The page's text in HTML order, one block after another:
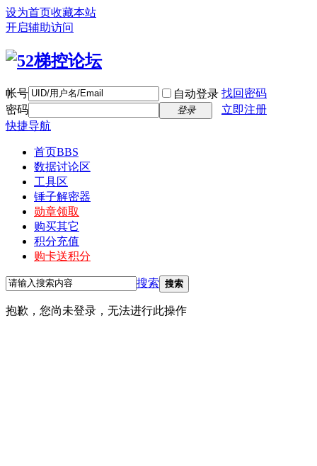
设为首页收藏本站
开启辅助访问
帐号 自动登录 找回密码
密码
登录
立即注册
快捷导航
首页BBS
数据讨论区
工具区
锤子解密器
勋章领取
购买其它
积分充值
购卡送积分
搜索 搜索
抱歉，您尚未登录，无法进行此操作